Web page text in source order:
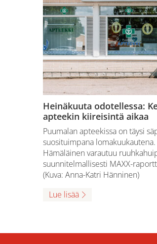
Heinäkuuta odotellessa:
apteekin kiireisintä aikaa
Puumalan apteekissa on täysi
suosituimpana
Hämäläinen varautuu
suunnitelmallisesti MAXX-
(Kuva: Anna-Katri Hänninen)
Lue lisää